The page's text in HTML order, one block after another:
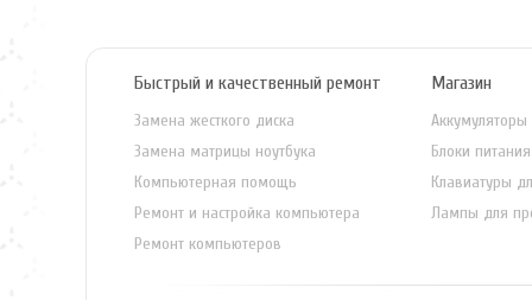
Быстрый и качественный ремонт
Замена жесткого диска
Замена матрицы ноутбука
Компьютерная помощь
Ремонт и настройка компьютера
Ремонт компьютеров
Магазин
Блоки
Клавиатуры
Лампы для